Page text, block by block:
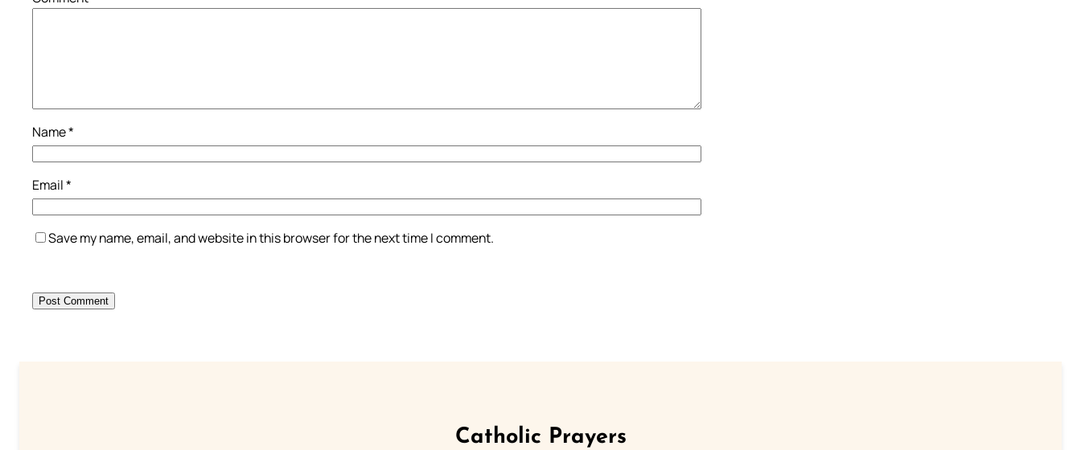
Name*
Email*
Save my name, email, and website in this browser for the next time I comment.
Catholic Prayers